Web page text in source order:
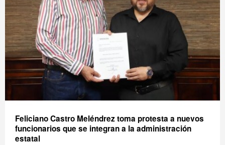
Feliciano Castro Meléndrez toma protesta a nuevos
funcionarios que se integran a la administración
estatal